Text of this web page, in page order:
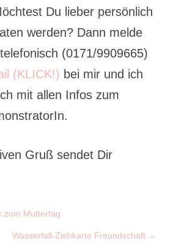
Du lieber persönlich
werden? Dann melde
(0171/9909665)
(KLICK!) bei mir und ich
mit allen Infos zum
Gruß sendet Dir
zum Muttertag
Wasserfall-Ziehkarte Freundschaft →